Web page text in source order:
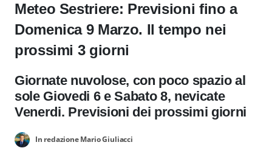
Meteo Sestriere: Previsioni fino a
Domenica 9 Marzo. Il tempo nei
prossimi 3 giorni
Giornate nuvolose, con poco spazio al
sole Giovedi 6 e Sabato 8, nevicate
Venerdi. Previsioni dei prossimi giorni
In redazione Mario Giuliacci